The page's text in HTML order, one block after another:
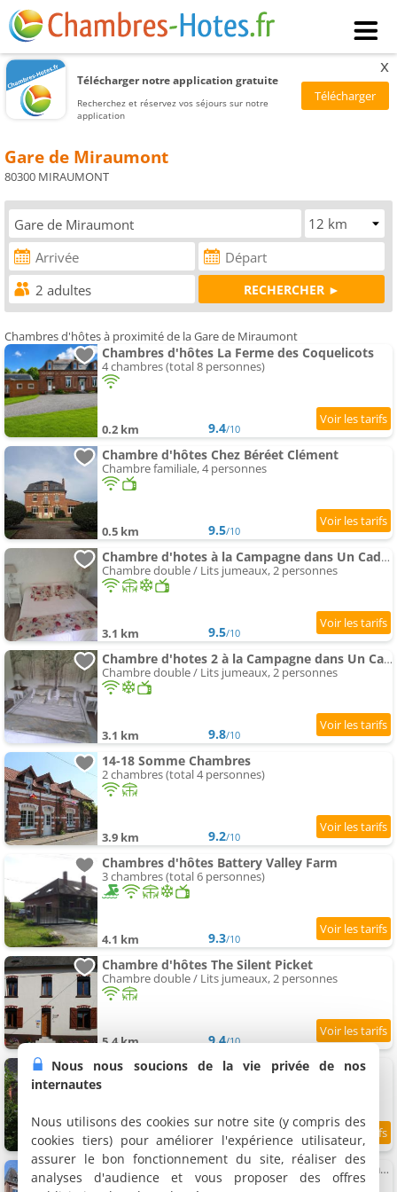
Télécharger notre application gratuite
Recherchez et réservez vos séjours sur notre
application
x
Gare de Miraumont
80300 MIRAUMONT
Chambres d'hôtes à proximité de la Gare de Miraumont
Chambres d'hôtes La Ferme des Coquelicots
4 chambres (total 8 personnes)
0.2 km 9.4/10
Chambre d'hôtes Chez Béréet Clément
Chambre familiale, 4 personnes
0.5 km 9.5/10
Chambre d'hotes à la Campagne dans Un Cadre Verdoyant
Chambre double / Lits jumeaux, 2 personnes
3.1 km 9.5/10
Chambre d'hotes 2 à la Campagne dans Un Cadre Verdoyant
Chambre double / Lits jumeaux, 2 personnes
3.1 km 9.8/10
14-18 Somme Chambres
2 chambres (total 4 personnes)
3.9 km 9.2/10
Chambres d'hôtes Battery Valley Farm
3 chambres (total 6 personnes)
4.1 km 9.3/10
Chambre d'hôtes The Silent Picket
Chambre double / Lits jumeaux, 2 personnes
5.4 km 9.4/10
Chambres d'hôtes Le Clos du Clocher
8.7 km 8.6/10
Chambres d'hôtes Bed & Breakfast au Château de Martinsart
3 chambres (total 12 personnes)
Nous nous soucions de la vie privée de nos
internautes
Nous utilisons des cookies sur notre site (y compris des
cookies tiers) pour améliorer l'expérience utilisateur,
assurer le bon fonctionnement du site, réaliser des
analyses d'audience et vous proposer des offres